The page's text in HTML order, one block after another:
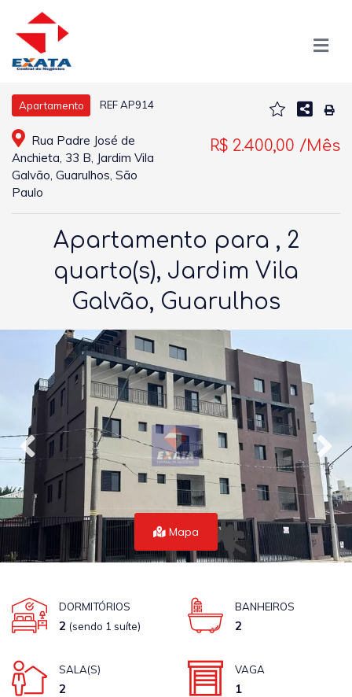
Apartamento REF AP914
Rua Padre José de
Anchieta, 33 B, Jardim Vila
Galvão, Guarulhos, São
Paulo
R$ 2.400,00 /Mês
Apartamento para , 2
quarto(s), Jardim Vila
Galvão, Guarulhos
Mapa
DORMITÓRIOS
2 (sendo 1 suíte)
BANHEIROS
2
SALA(S)
2
VAGA
1